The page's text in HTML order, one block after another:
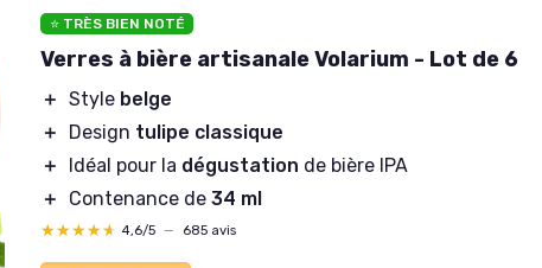
⭐ TRÈS BIEN NOTÉ
Verres à bière artisanale Volarium - Lot de 6
＋ Style belge
＋
Design tulipe classique
＋
Idéal pour la dégustation de bière IPA
＋
Contenance de34 ml
★★★★★
★★★★★ 4,6/5 — 685 avis